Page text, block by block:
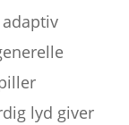
lyd giver